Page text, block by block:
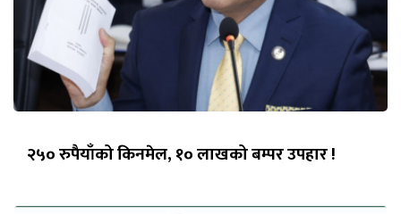
२५० रुपैयाँको किनमेल, १० लाखको बम्पर उपहार !